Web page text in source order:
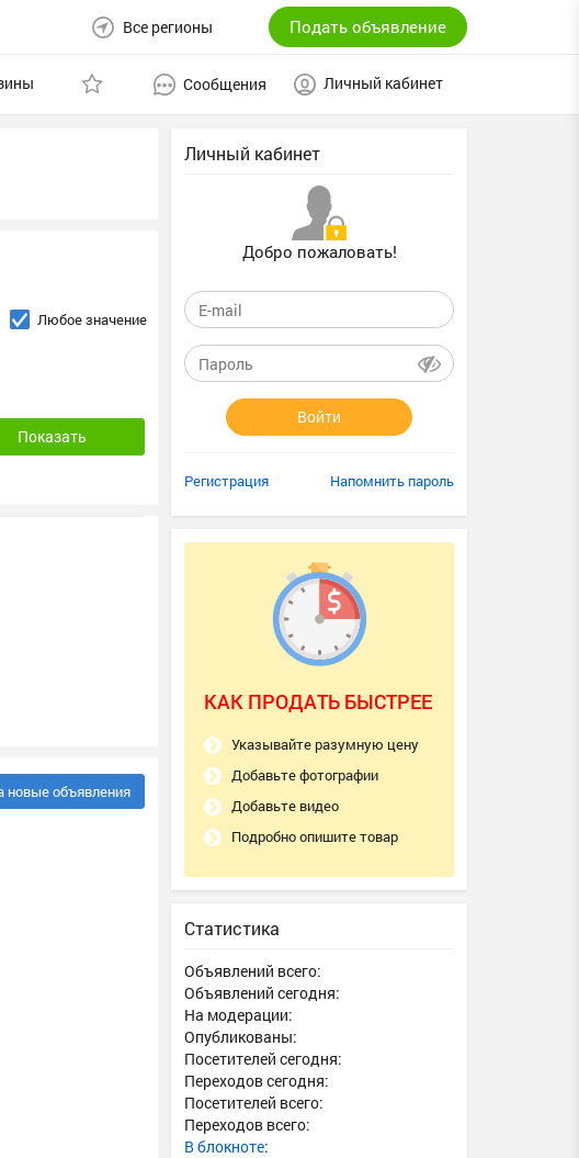
Все регионы Подать объявление
Сообщения Личный кабинет
Любое значение
новые объявления
Личный кабинет
Добро пожаловать!
Войти
Регистрация Напомнить пароль
КАК ПРОДАТЬ БЫСТРЕЕ
Указывайте разумную цену
Добавьте фотографии
Добавьте видео
Подробно опишите товар
Статистика
Объявлений всего:
Объявлений сегодня:
На модерации:
Опубликованы:
Посетителей сегодня:
Переходов сегодня:
Посетителей всего:
Переходов всего:
В блокноте: